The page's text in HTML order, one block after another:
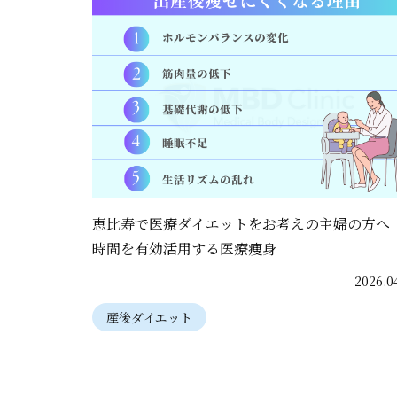
恵比寿で医療ダイエットをお考えの主婦の方へ
時間を有効活用する医療痩身
産後ダイエット